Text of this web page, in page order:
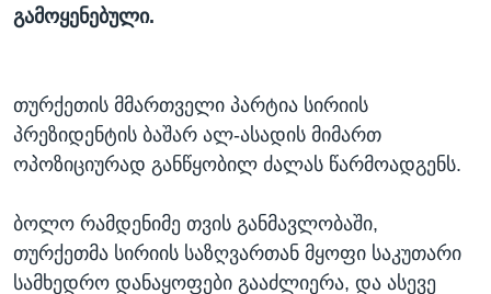
გამოყენებული.
თურქეთის მმართველი პარტია სირიის
პრეზიდენტის ბაშარ ალ-ასადის მიმართ
ოპოზიციურად განწყობილ ძალას წარმოადგენს.
ბოლო რამდენიმე თვის განმავლობაში,
თურქეთმა სირიის საზღვართან მყოფი საკუთარი
სამხედრო დანაყოფები გააძლიერა, და ასევე